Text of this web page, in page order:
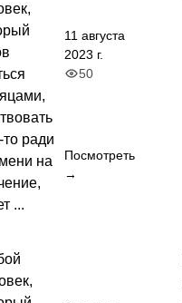
ради
на
...
11 августа
2023 г.
50
Посмотреть
→